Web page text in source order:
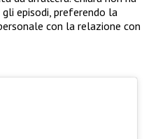
episodi, preferendo la
con la relazione con